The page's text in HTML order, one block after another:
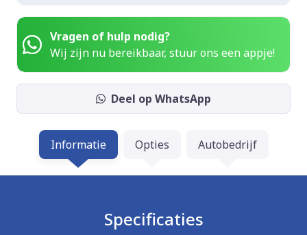
Vragen of hulp nodig?
Wij zijn nu bereikbaar, stuur ons een appje!
Deel op WhatsApp
Informatie Opties Autobedrijf
Specificaties